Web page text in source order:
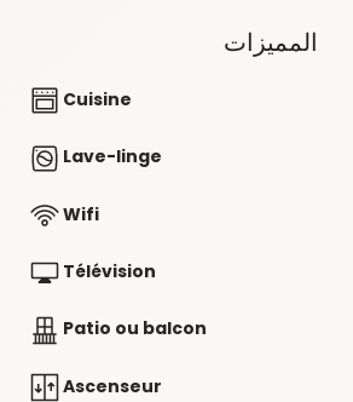
المميزات
Cuisine
Lave-linge
Wifi
Télévision
Patio ou balcon
Ascenseur